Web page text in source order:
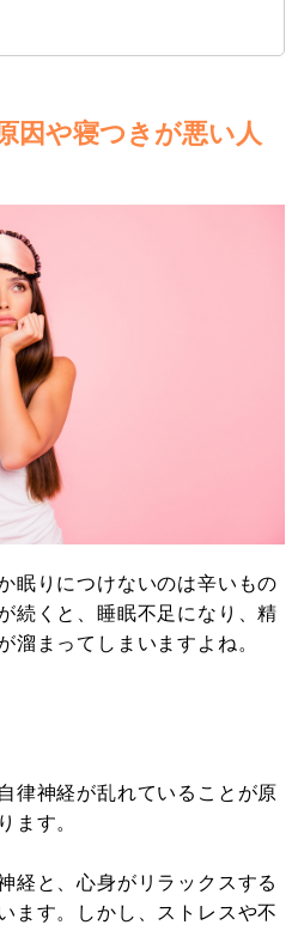
因や寝つきが悪い人
眠りにつけないのは辛いもの
続くと、睡眠不足になり、精
溜まってしまいますよね。
律神経が乱れていることが原
ます。
経と、心身がリラックスする
ます。しかし、ストレスや不